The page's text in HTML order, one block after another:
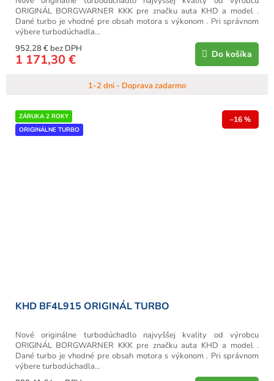
1-2 dni - Doprava zadarmo
952,28 € bez DPH
1 171,30 € Do košíka
ORIGINÁL BORGWARNER KKK pre značku auta KHD a model .
Dané turbo je vhodné pre obsah motora s výkonom . Pri správnom
výbere turbodúchadla...
ZÁRUKA 2 ROKY
ORIGINÁLNE TURBO
–16 %
KHD BF4L915 ORIGINÁL TURBO
Nové originálne turbodúchadlo najvyššej kvality od výrobcu
ORIGINÁL BORGWARNER KKK pre značku auta KHD a model .
Dané turbo je vhodné pre obsah motora s výkonom . Pri správnom
výbere turbodúchadla...